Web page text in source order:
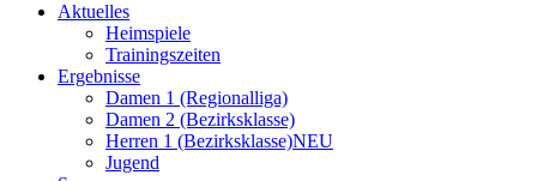
Aktuelles
Heimspiele
Trainingszeiten
Ergebnisse
Damen 1 (Regionalliga)
Damen 2 (Bezirksklasse)
Herren 1 (Bezirksklasse)NEU
Jugend